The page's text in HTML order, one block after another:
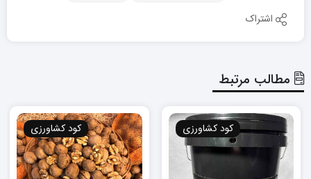
اشتراک
مطالب مرتبط
کود کشاورزی کود کشاورزی